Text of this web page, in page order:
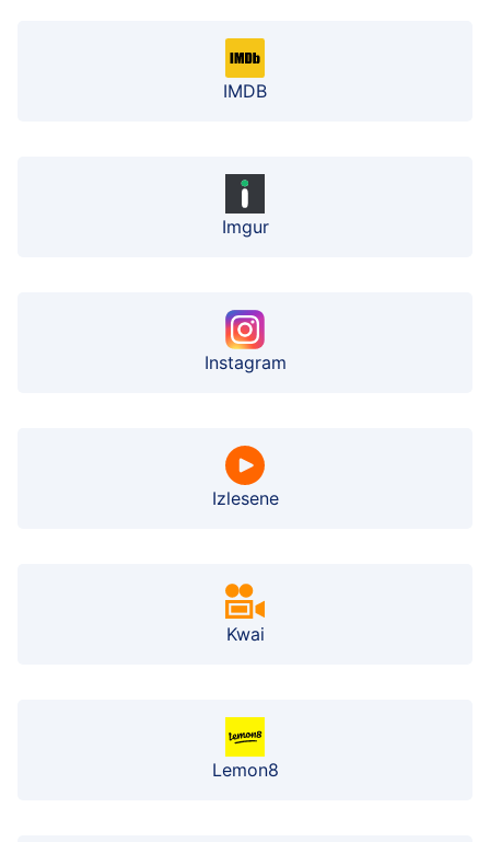
IMDB
Imgur
Instagram
Izlesene
Kwai
Lemon8